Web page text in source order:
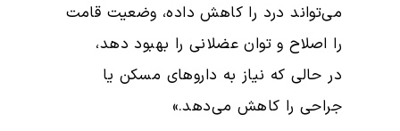
می‌تواند درد را کاهش داده، وضعیت قامت
را اصلاح و توان عضلانی را بهبود دهد،
در حالی که نیاز به داروهای مسکن یا
جراحی را کاهش می‌دهد.»